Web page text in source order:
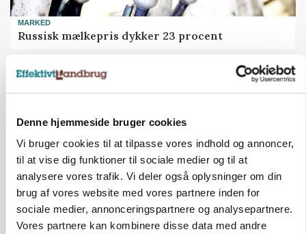
Denne hjemmeside bruger cookies
Vi bruger cookies til at tilpasse vores indhold og annoncer,
til at vise dig funktioner til sociale medier og til at
analysere vores trafik. Vi deler også oplysninger om din
brug af vores website med vores partnere inden for
sociale medier, annonceringspartnere og analysepartnere.
Vores partnere kan kombinere disse data med andre
MARKED
Russisk mælkepris dykker 23 procent
BUSINESS
marked for biokul
Annonce
Loading...